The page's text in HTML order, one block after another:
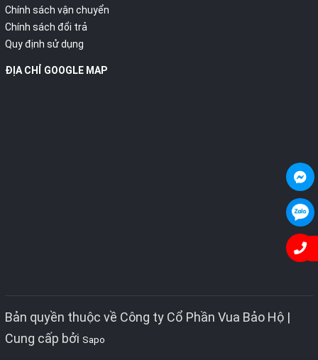
Chính sách vận chuyển
Chính sách đổi trả
Quy định sử dụng
ĐỊA CHỈ GOOGLE MAP
Bản quyền thuộc về Công ty Cổ Phần Vua Bảo Hộ |
Cung cấp bởi Sapo